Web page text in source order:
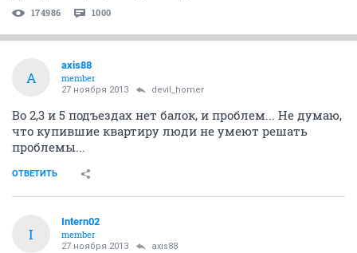
174986 1000
A
axis88
member
27 ноября 2013 devil_homer
Во 2,3 и 5 подъездах нет балок, и проблем... Не думаю,
что купившие квартиру люди не умеют решать
проблемы...
ОТВЕТИТЬ
I
Intern02
member
27 ноября 2013 axis88